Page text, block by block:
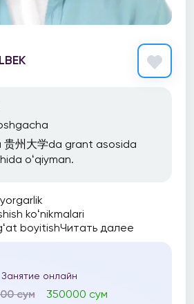
贵州大学da grant asosida
oʻqiyman.
koʻnikmalari
boyitishЧитать далее
Занятие онлайн
сум 350000 сум